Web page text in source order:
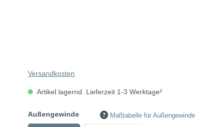
Versandkosten
Artikel lagernd. Lieferzeit 1-3 Werktage²
Außengewinde Maßtabelle für Außengewinde